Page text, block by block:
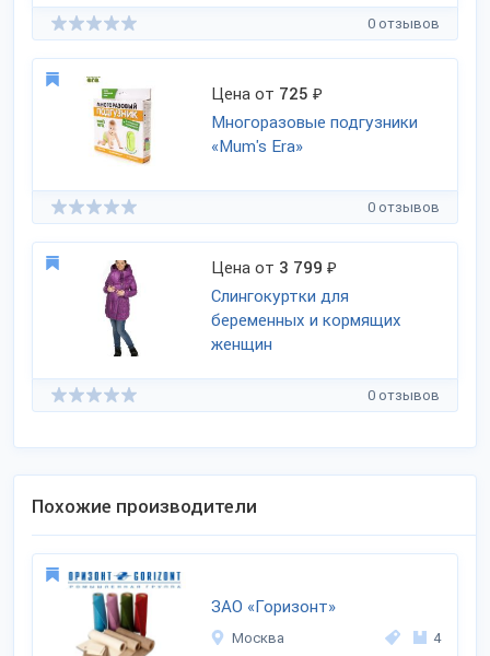
0 отзывов
Цена от 725 ₽
Многоразовые подгузники
«Mum's Era»
0 отзывов
Цена от 3 799 ₽
Слингокуртки для
беременных и кормящих
женщин
0 отзывов
Похожие производители
ЗАО «Горизонт»
Москва 4